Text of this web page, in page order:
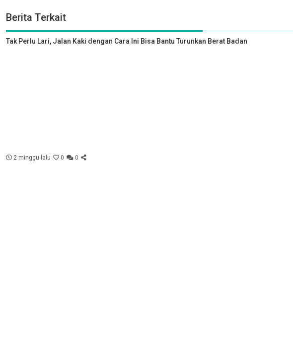
Berita Terkait
Tak Perlu Lari, Jalan Kaki dengan Cara Ini Bisa Bantu Turunkan Berat Badan
2 minggu lalu 0 0